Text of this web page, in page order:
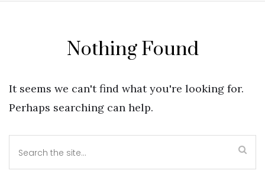
Nothing Found
It seems we can't find what you're looking for.
Perhaps searching can help.